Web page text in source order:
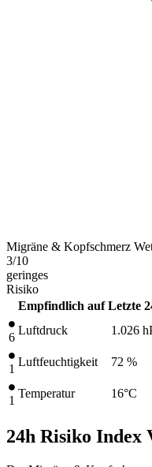
Migräne & Kopfschmerz
3/10
geringes
Risiko
Empfindlich auf Letzte
6
Luftdruck 1.026
1
Luftfeuchtigkeit 72 %
1
Temperatur 16°C
24h Risiko Index